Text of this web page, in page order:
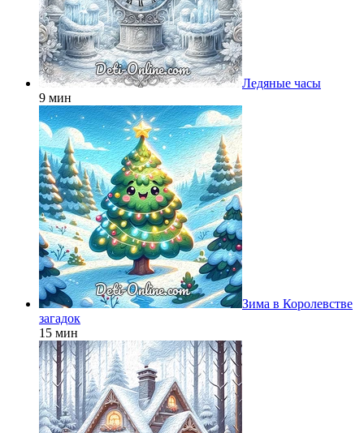
Ледяные часы
9 мин
Зима в Королевстве
загадок
15 мин